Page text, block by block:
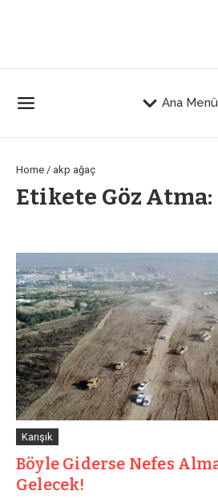
Ana Menü
Home / akp ağaç
Etikete Göz Atma:
Karışık
Böyle Giderse Nefes
Gelecek!